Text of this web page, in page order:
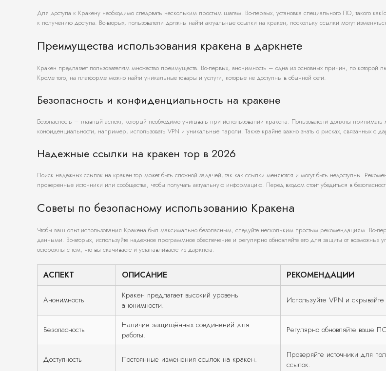
Для доступа к Кракену необходимо следовать нескольким простым шагам. Во-первых, установка специального ПО, такого
к получению доступа. Во-вторых, пользователи должны найти актуальные ссылки на кракен, поскольку ссылки могут
Преимущества использования кракена в даркнете
Кракен предлагает пользователям множество преимуществ. Во-первых, анонимность – одна из основных причин, по которой
Кроме того, на платформе можно найти уникальные товары и услуги, которые не доступны в обычной сети.
Безопасность и конфиденциальность на кракене
Безопасность – главный аспект, который необходимо учитывать при использовании кракена. Пользователи должны
конфиденциальности, например, использовать VPN и уникальные пароли. Также крайне важно знать о рисках, связанных с
Надежные ссылки на кракен тор в 2026
Поиск надежных ссылок на кракен тор может быть сложной задачей, так как ссылки меняются и могут быть недоступны.
проверенные источники или сообщества, чтобы получать актуальную информацию. Перед входом стоит убедиться в
Советы по безопасному использованию Кракена
Чтобы ваш опыт использования Кракена был максимально безопасным, следуйте нескольким простым рекомендациям. Во-
данными. Во-вторых, используйте надежное программное обеспечение и регулярно обновляйте его для защиты от возможных
осторожны с тем, что вы скачиваете и устанавливаете из даркнета.
АСПЕКТ ОПИСАНИЕ РЕКОМЕНДАЦИИ
Анонимность
Кракен предлагает высокий уровень
анонимности.
Используйте VPN и
Безопасность
Наличие защищённых соединений для
работы.
Регулярно обновляйте ваше
Доступность Постоянные изменения ссылок на кракен.
Проверяйте источники для
ссылок.